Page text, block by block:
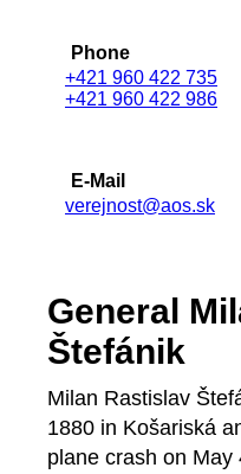
Phone
+421 960 422 735
+421 960 422 986
E-Mail
verejnost@aos.sk
General
Štefánik
Milan Rastislav
1880 in Košariská
plane crash on May